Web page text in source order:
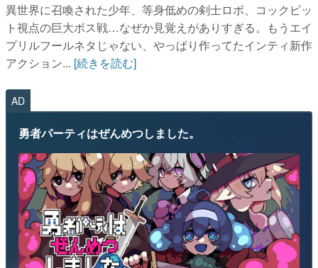
異世界に召喚された少年、等身低めの剣士ロボ、コックピッ
ト視点の巨大ボス戦…なぜか見覚えがありすぎる。もうエイ
プリルフールネタじゃない、やっぱり作ってたインティ新作
アクション... [続きを読む]
AD
勇者パーティはぜんめつしました。